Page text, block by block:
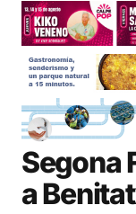
Segona
a